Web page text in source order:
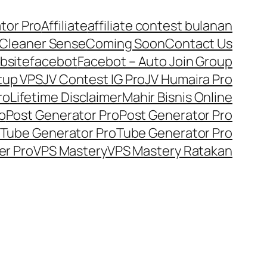
ProAffiliateaffiliate contest bulanan
SenseComing SoonContact Us
facebotFacebot – Auto Join Group
VPSJV Contest IG ProJV Humaira Pro
Lifetime DisclaimerMahir Bisnis Online
Post Generator ProPost Generator Pro
Tube Generator ProTube Generator Pro
ProVPS MasteryVPS Mastery Ratakan